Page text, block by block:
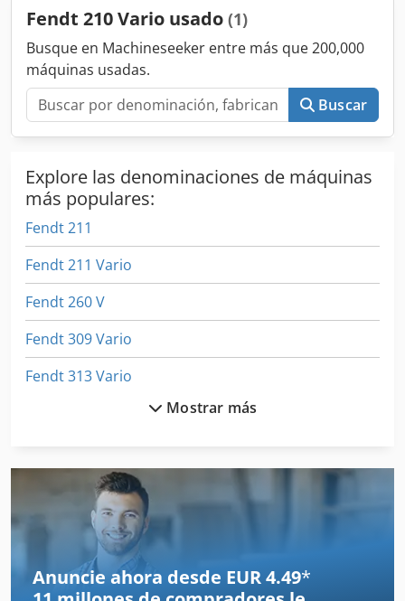
Fendt 210 Vario usado (1)
Busque en Machineseeker entre más que 200,000
máquinas usadas.
Buscar
Explore las denominaciones de máquinas
más populares:
Fendt 211
Fendt 211 Vario
Fendt 260 V
Fendt 309 Vario
Fendt 313 Vario
Fendt 412 Vario
Fendt 413
Fendt 413 Vario
Mostrar más
Anuncie ahora desde EUR 4.49*